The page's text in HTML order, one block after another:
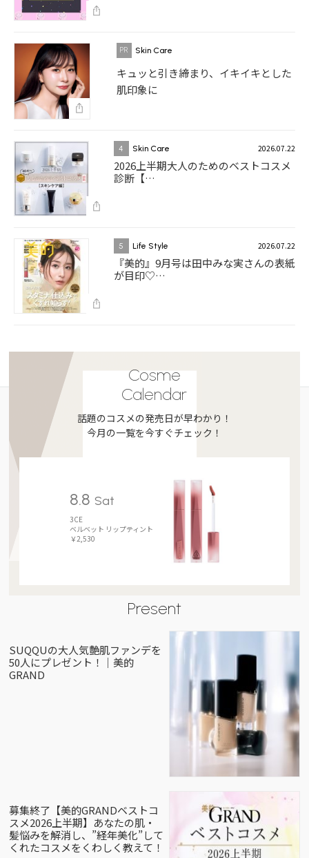
Skin Care
キュッと引き締まり、イキイキとした
肌印象に
4 Skin Care 2026.07.22
2026上半期大人のためのベストコスメ
診断【…
5 Life Style 2026.07.22
『美的』9月号は田中みな実さんの表紙
が目印♡…
Cosme
Calendar
話題のコスメの発売日が早わかり！
今月の一覧を今すぐチェック！
8.8 Sat
3CE
ベルベット リップティント
￥2,530
Present
SUQQUの大人気艶肌ファンデを
50人にプレゼント！｜美的
GRAND
募集終了【美的GRANDベストコ
スメ2026上半期】あなたの肌・
髪悩みを解消し、”経年美化”して
くれたコスメをくわしく教えて！